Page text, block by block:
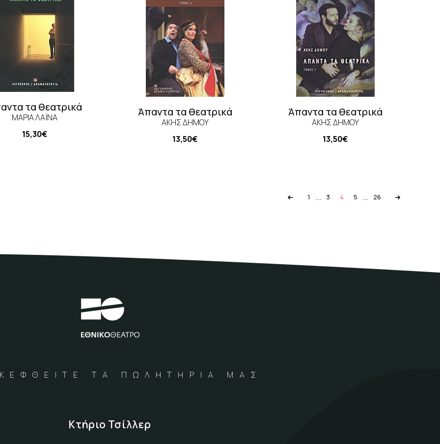
τα θεατρικά
ΜΑΡΊΑ ΛΑΪΝΆ
15,30€
Άπαντα τα θεατρικά
ΆΚΗΣ ΔΉΜΟΥ
13,50€
Άπαντα τα θεατρικά
ΆΚΗΣ ΔΉΜΟΥ
13,50€
1 ... 3 4 5 ... 26
ΤΑ ΠΩΛΗΤΗΡΙΑ ΜΑΣ
Κτήριο Τσίλλερ